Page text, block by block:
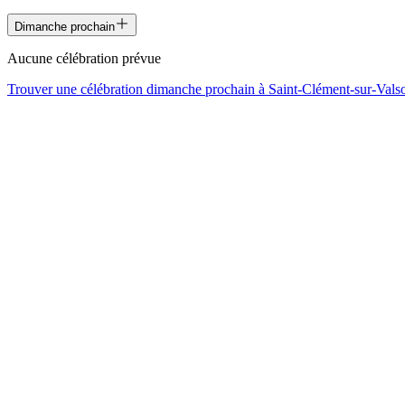
Dimanche prochain
Aucune célébration prévue
Trouver une célébration dimanche prochain à Saint-Clément-sur-